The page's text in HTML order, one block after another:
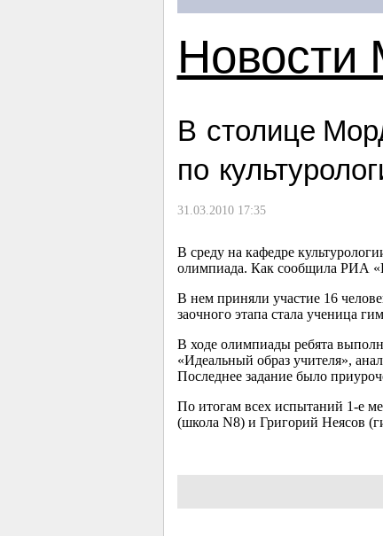
Новости
В столице
по
31.03.2010 17:35
В среду на кафедре
олимпиада. Как сообщила РИА
В нем приняли участие 16
заочного этапа стала ученица
В ходе олимпиады ребята
«Идеальный образ учителя»,
Последнее задание было
По итогам всех испытаний 1-е
(школа N8) и Григорий Неясов